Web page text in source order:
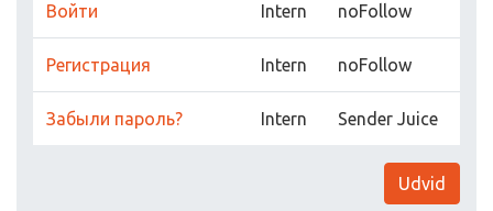
Войти Intern noFollow
Регистрация Intern noFollow
Забыли пароль? Intern Sender Juice
Udvid